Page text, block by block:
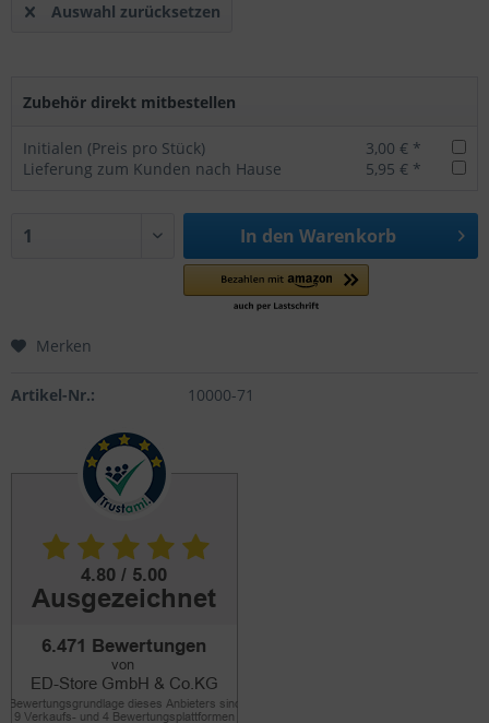
Auswahl zurücksetzen
Zubehör direkt mitbestellen
Initialen (Preis pro Stück)
3,00 € *
Lieferung zum Kunden nach Hause
5,95 € *
In den Warenkorb
Merken
Artikel-Nr.: 10000-71